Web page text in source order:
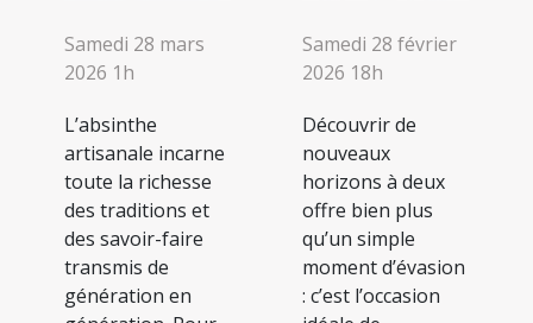
Samedi 28 mars
2026 1h
L’absinthe
artisanale incarne
toute la richesse
des traditions et
des savoir-faire
transmis de
génération en
Samedi 28 février
2026 18h
Découvrir de
nouveaux
horizons à deux
offre bien plus
qu’un simple
moment d’évasion
: c’est l’occasion